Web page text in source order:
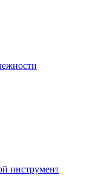
инструмент